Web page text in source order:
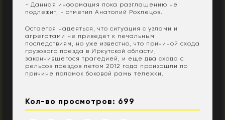
- Данная информация пока разглашению не
подлежит, - отметил Анатолий Рохлецов.
Остается надеяться, что ситуация с узлами и
агрегатами не приведет к печальным
последствиям, но уже известно, что причиной схода
грузового поезда в Иркутской области,
закончившегося трагедией, и еще два схода с
рельсов поездов летом 2012 года произошли по
причине поломок боковой рамы тележки.
Кол-во просмотров: 699